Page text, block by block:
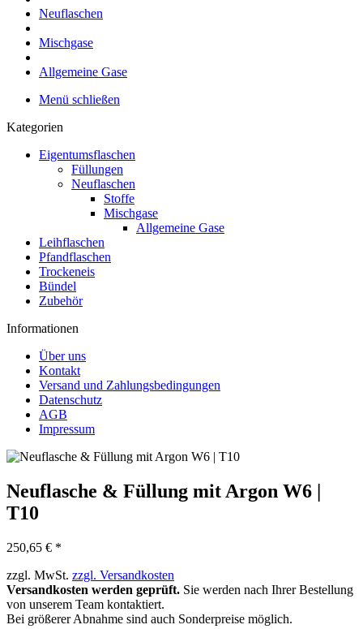
Neuflaschen
Mischgase
Allgemeine Gase
Menü schließen
Kategorien
Eigentumsflaschen
Füllungen
Neuflaschen
Stoffe
Mischgase
Allgemeine Gase
Leihflaschen
Pfandflaschen
Trockeneis
Bündel
Zubehör
Informationen
Über uns
Kontakt
Versand und Zahlungsbedingungen
Datenschutz
AGB
Impressum
Neuflasche & Füllung mit Argon W6 |
T10
250,65 € *
zzgl. MwSt. zzgl. Versandkosten
Versandkosten werden geprüft. Sie werden nach Ihrer Bestellung
von unserem Team kontaktiert.
Bei größerer Abnahme sind auch Sonderpreise möglich.